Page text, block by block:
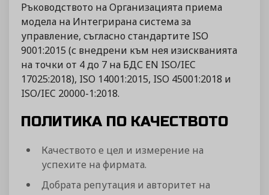
Ръководството на Организацията приема
модела на Интегрирана система за
управление, съгласно стандартите ISO
9001:2015 (с внедрени към нея изискванията
на точки от 4 до 7 на БДС EN ISO/IEC
17025:2018), ISO 14001:2015, ISO 45001:2018 и
ISO/IEC 20000-1:2018.
ПОЛИТИКА ПО КАЧЕСТВОТО
Качеството е цел и измерение на
успехите на фирмата.
Добрата репутация и авторитет на